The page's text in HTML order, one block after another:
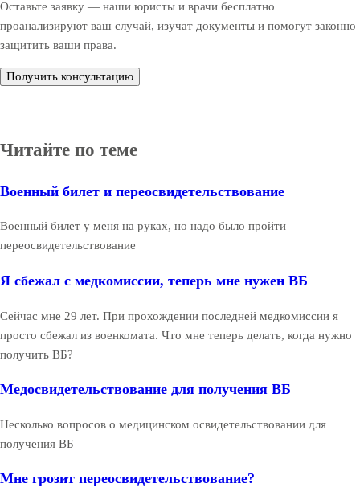
Оставьте заявку — наши юристы и врачи бесплатно
проанализируют ваш случай, изучат документы и помогут законно
защитить ваши права.
Получить консультацию
Читайте по теме
Военный билет и переосвидетельствование
Военный билет у меня на руках, но надо было пройти
переосвидетельствование
Я сбежал с медкомиссии, теперь мне нужен ВБ
Сейчас мне 29 лет. При прохождении последней медкомиссии я
просто сбежал из военкомата. Что мне теперь делать, когда нужно
получить ВБ?
Медосвидетельствование для получения ВБ
Несколько вопросов о медицинском освидетельствовании для
получения ВБ
Мне грозит переосвидетельствование?